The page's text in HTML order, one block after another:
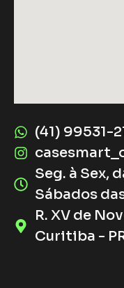
(41) 99531-
Seg. à Sex,
Sábados
R. XV de
Curitiba -